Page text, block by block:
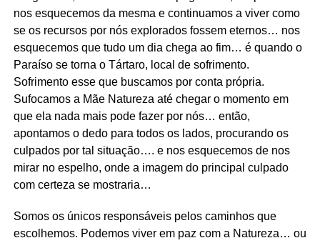
nos esquecemos da mesma e continuamos a viver como
se os recursos por nós explorados fossem eternos… nos
esquecemos que tudo um dia chega ao fim… é quando o
Paraíso se torna o Tártaro, local de sofrimento.
Sofrimento esse que buscamos por conta própria.
Sufocamos a Mãe Natureza até chegar o momento em
que ela nada mais pode fazer por nós… então,
apontamos o dedo para todos os lados, procurando os
culpados por tal situação…. e nos esquecemos de nos
mirar no espelho, onde a imagem do principal culpado
com certeza se mostraria…
Somos os únicos responsáveis pelos caminhos que
escolhemos. Podemos viver em paz com a Natureza… ou